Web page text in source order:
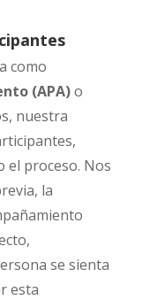
como
(APA)o
nuestra
el proceso. Nos
la
se sienta
esta